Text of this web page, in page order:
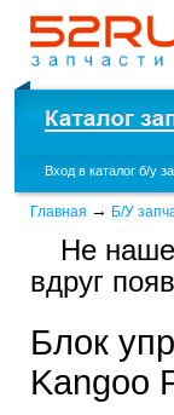
Вход в каталог б/у
Главная → Б/У
Не
вдруг
Блок
Kangoo